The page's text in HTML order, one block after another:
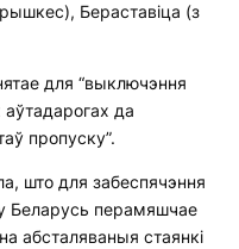
Бераставіца (з
для “выключэння
да
пропуску”.
што для забеспячэння
Беларусь перамяшчае
абсталяваныя стаянкі